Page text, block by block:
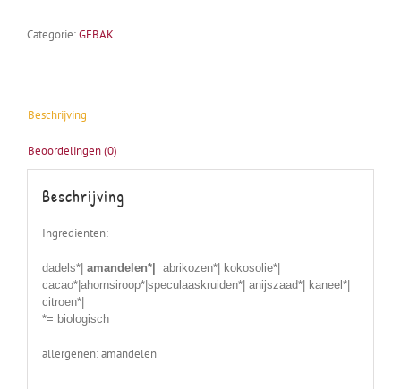
Categorie:GEBAK
Beschrijving
Beoordelingen (0)
Beschrijving
Ingredienten:
dadels*| amandelen*| abrikozen*| kokosolie*|
cacao*|ahornsiroop*|speculaaskruiden*| anijszaad*| kaneel*|
citroen*|
*= biologisch
allergenen: amandelen